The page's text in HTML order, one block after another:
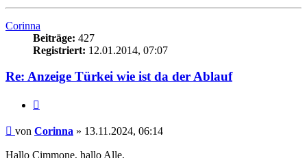
Corinna
Beiträge: 427
Registriert: 12.01.2014, 07:07
Re: Anzeige Türkei wie ist da der Ablauf
Beitrag
von Corinna » 13.11.2024, 06:14
Hallo Cimmone, hallo Alle,